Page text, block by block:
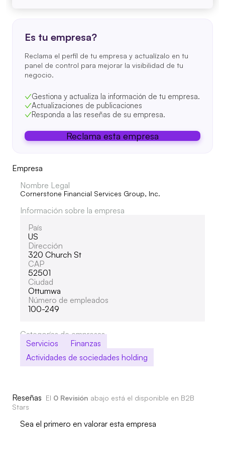
Es tu empresa?
Reclama el perfil de tu empresa y actualízalo en tu
panel de control para mejorar la visibilidad de tu
negocio.
Gestiona y actualiza la información de tu empresa.
Actualizaciones de publicaciones
Responda a las reseñas de su empresa.
Reclama esta empresa
Empresa
Nombre Legal
Cornerstone Financial Services Group, Inc.
Información sobre la empresa
País
US
Dirección
320 Church St
CAP
52501
Ciudad
Ottumwa
Número de empleados
100-249
Categorías de empresas
Servicios
Finanzas
Actividades de sociedades holding
Reseñas El 0 Revisión abajo está el disponible en B2B
Stars
Sea el primero en valorar esta empresa